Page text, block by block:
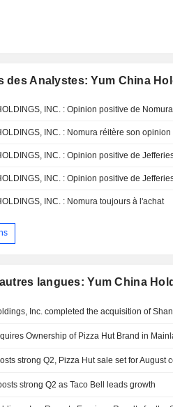
des Analystes: Yum China
INC. : Opinion positive de Nomura
INC. : Nomura réitère son
INC. : Opinion positive de
INC. : Opinion positive de
INC. : Nomura toujours à l'achat
langues: Yum China
Ownership of Pizza Hut Brand in
strong Q2, Pizza Hut sale set for August
strong Q2 as Taco Bell leads growth